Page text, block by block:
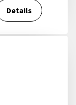
Details